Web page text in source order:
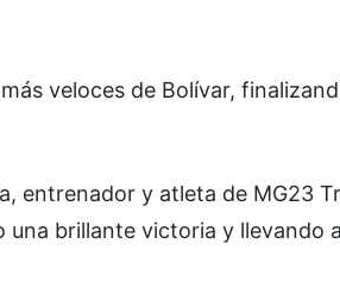
veloces de Bolívar,
entrenador y atleta de MG23
una brillante victoria y llevando